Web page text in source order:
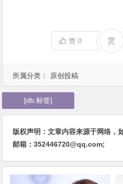
所属分类： 原创投稿
赞0 赏
[db:标签]
版权声明：文章内容来源于网络，
邮箱：352446720@qq.com;